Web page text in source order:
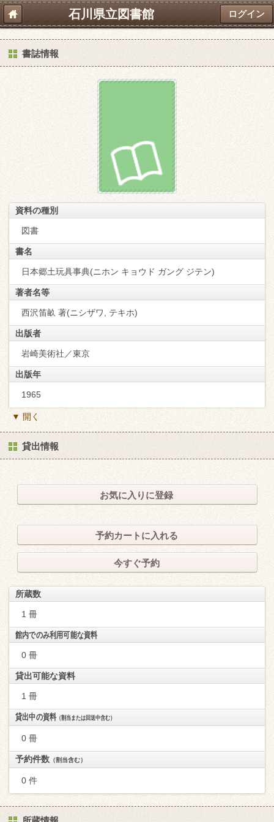
石川県立図書館 ログイン
書誌情報
資料の種別
図書
書名
日本郷土玩具事典(ニホン キョウド ガング ジテン)
著者名等
西沢笛畝 著(ニシザワ, テキホ)
出版者
岩崎美術社／東京
出版年
1965
▼ 開く
貸出情報
お気に入りに登録
予約カートに入れる
今すぐ予約
所蔵数
1 冊
館内でのみ利用可能な資料
0 冊
貸出可能な資料
1 冊
貸出中の資料（割当または回送中含む）
0 冊
予約件数 （割当含む）
0 件